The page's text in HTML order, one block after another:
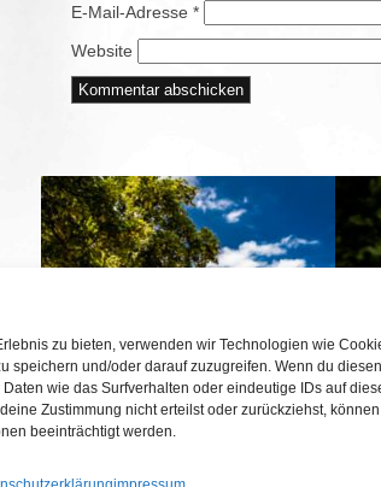
zu bieten, verwenden wir Technologien wie
speichern und/oder darauf zuzugreifen. Wenn du
wie das Surfverhalten oder eindeutige IDs auf
Zustimmung nicht erteilst oder zurückziehst,
beeinträchtigt werden.
E-Mail-Adresse *
Website